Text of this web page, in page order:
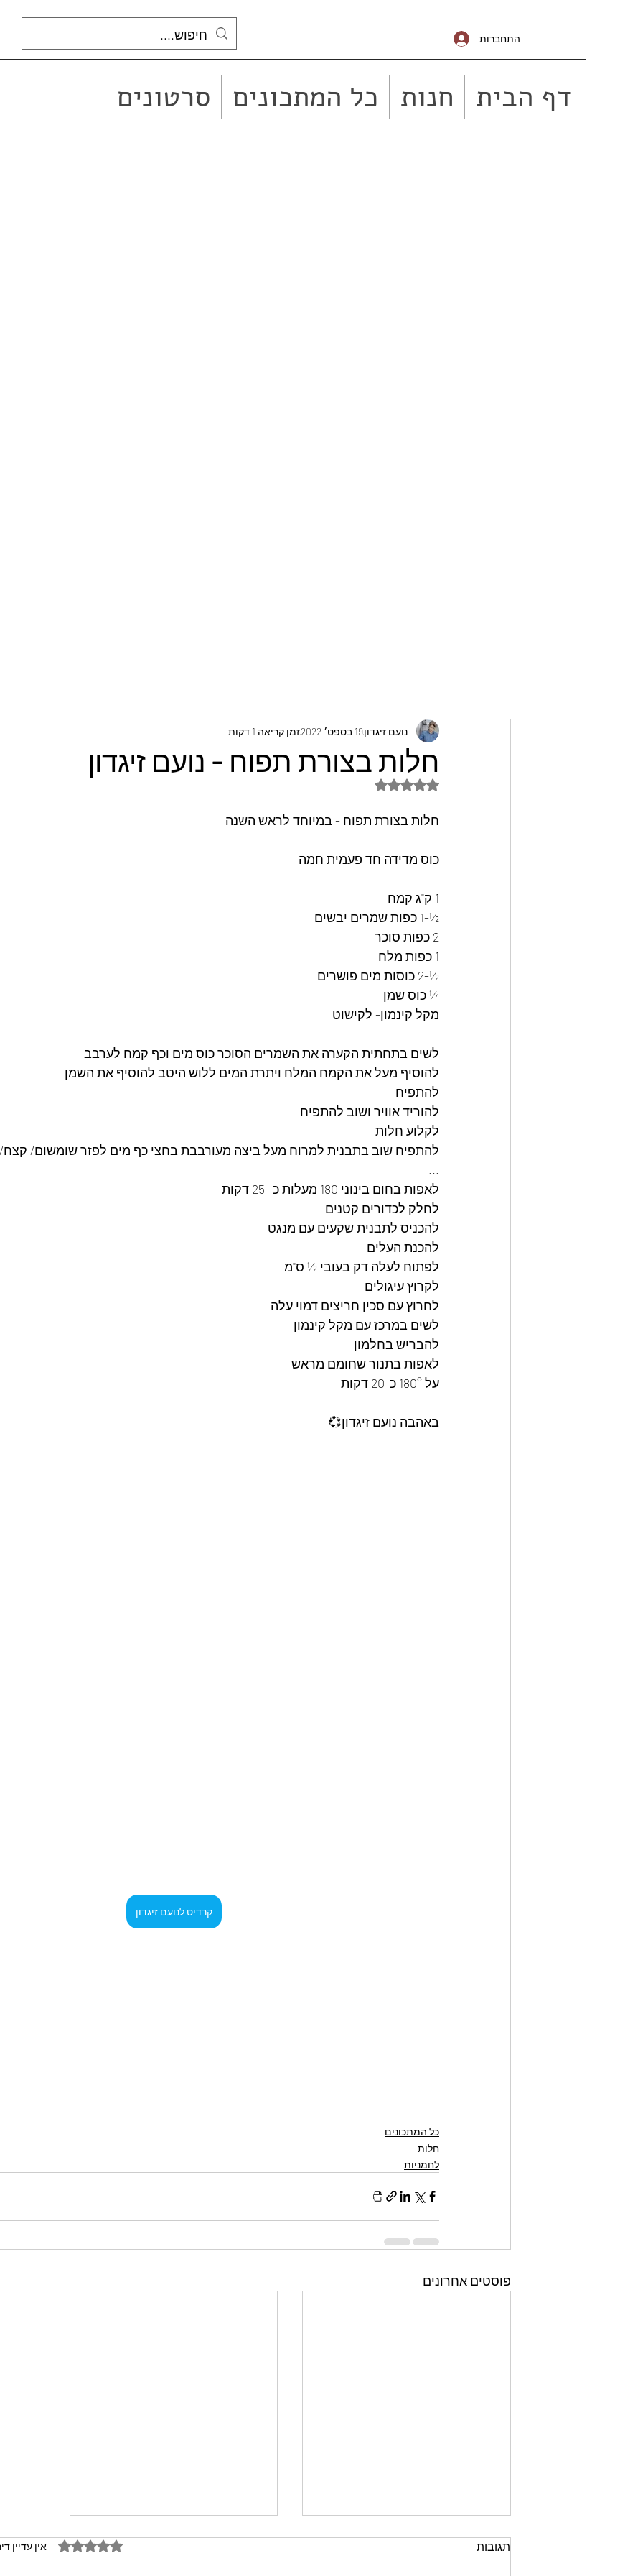
התחברות
דף הבית חנות כל המתכונים סרטונים
חלות בצורת תפוח - נועם זיגדון
נועם זיגדון19 בספט׳ 2022 זמן קריאה 1 דקות
דירוג של NaN מתוך 5 כוכבים
חלות בצורת תפוח - במיוחד לראש השנה
כוס מדידה חד פעמית חמה
1 ק"ג קמח
½-1 כפות שמרים יבשים
2 כפות סוכר
1 כפות מלח
½-2 כוסות מים פושרים
¼ כוס שמן
מקל קינמון- לקישוט
לשים בתחתית הקערה את השמרים הסוכר כוס מים וכף קמח לערבב
להוסיף מעל את הקמח המלח ויתרת המים ללוש היטב להוסיף את השמן
להתפיח
להוריד אוויר ושוב להתפיח
לקלוע חלות
להתפיח שוב בתבנית למרוח מעל ביצה מעורבבת בחצי כף מים לפזר שומשום/ קצח/
...
לאפות בחום בינוני 180 מעלות כ- 25 דקות
לחלק לכדורים קטנים
להכניס לתבנית שקעים עם מנגט
להכנת העלים
לפתוח לעלה דק בעובי ½ ס"מ
לקרוץ עיגולים
לחרוץ עם סכין חריצים דמוי עלה
לשים במרכז עם מקל קינמון
להבריש בחלמון
לאפות בתנור שחומם מראש
על 180° כ-20 דקות
באהבה נועם זיגדון💞
קרדיט לנועם זיגדון
כל המתכונים
חלות
לחמניות
פוסטים אחרונים
תגובות דירוג של 0 מתוך 5 כוכבים אין עדיין